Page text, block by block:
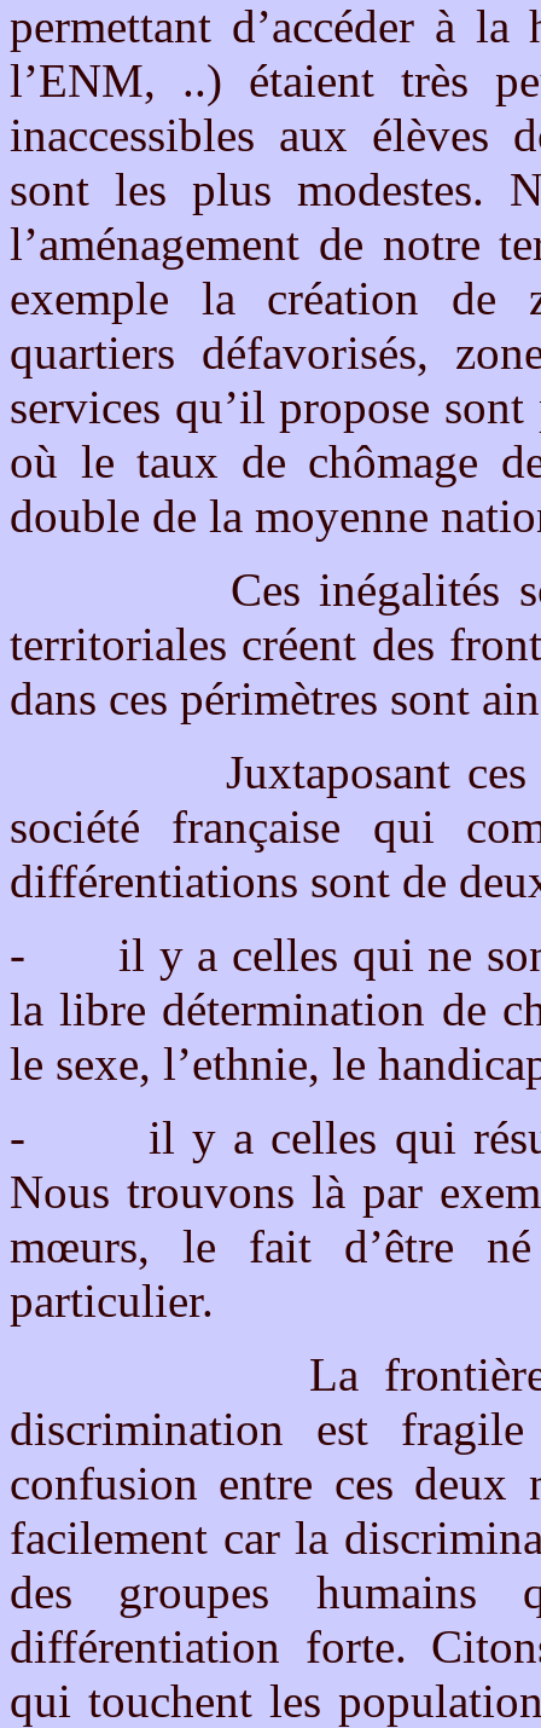
permettant d’accéder à
l’ENM, ..) étaient très
inaccessibles aux élèves
sont les plus modestes.
l’aménagement de notre
exemple la création de
quartiers défavorisés,
services qu’il propose
où le taux de chômage
double de la moyenne
Ces inégalités socio-
territoriales créent des
dans ces périmètres sont
Juxtaposant ces
société française qui
différentiations sont de
-
il y a celles qui ne
la libre détermination de
le sexe, l’ethnie, le
-
il y a celles qui
Nous trouvons là par
mœurs, le fait d’être
particulier.
La frontière entre
discrimination est
confusion entre ces
facilement car la
des groupes humains
différentiation forte.
qui touchent les